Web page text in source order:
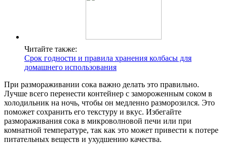
Читайте также:
Срок годности и правила хранения колбасы для
домашнего использования
При размораживании сока важно делать это правильно.
Лучше всего перенести контейнер с замороженным соком в
холодильник на ночь, чтобы он медленно разморозился. Это
поможет сохранить его текстуру и вкус. Избегайте
размораживания сока в микроволновой печи или при
комнатной температуре, так как это может привести к потере
питательных веществ и ухудшению качества.